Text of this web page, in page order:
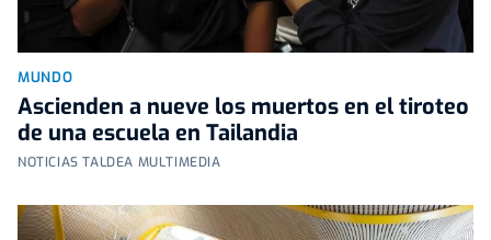
MUNDO
Ascienden a nueve los muertos en el tiroteo
de una escuela en Tailandia
NOTICIAS TALDEA MULTIMEDIA